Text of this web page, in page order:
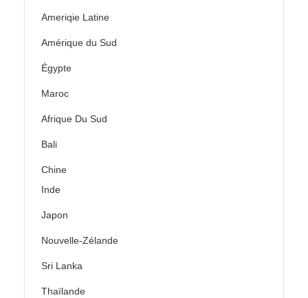
Ameriqie Latine
Amérique du Sud
Égypte
Maroc
Afrique Du Sud
Bali
Chine
Inde
Japon
Nouvelle-Zélande
Sri Lanka
Thaïlande